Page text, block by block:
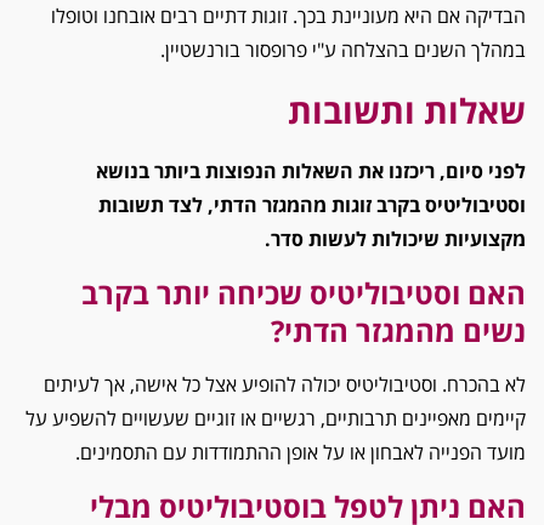
הבדיקה אם היא מעוניינת בכך. זוגות דתיים רבים אובחנו וטופלו
במהלך השנים בהצלחה ע"י פרופסור בורנשטיין.
שאלות ותשובות
לפני סיום, ריכזנו את השאלות הנפוצות ביותר בנושא
וסטיבוליטיס בקרב זוגות מהמגזר הדתי, לצד תשובות
מקצועיות שיכולות לעשות סדר.
האם וסטיבוליטיס שכיחה יותר בקרב
נשים מהמגזר הדתי?
לא בהכרח. וסטיבוליטיס יכולה להופיע אצל כל אישה, אך לעיתים
קיימים מאפיינים תרבותיים, רגשיים או זוגיים שעשויים להשפיע על
מועד הפנייה לאבחון או על אופן ההתמודדות עם התסמינים.
האם ניתן לטפל בוסטיבוליטיס מבלי